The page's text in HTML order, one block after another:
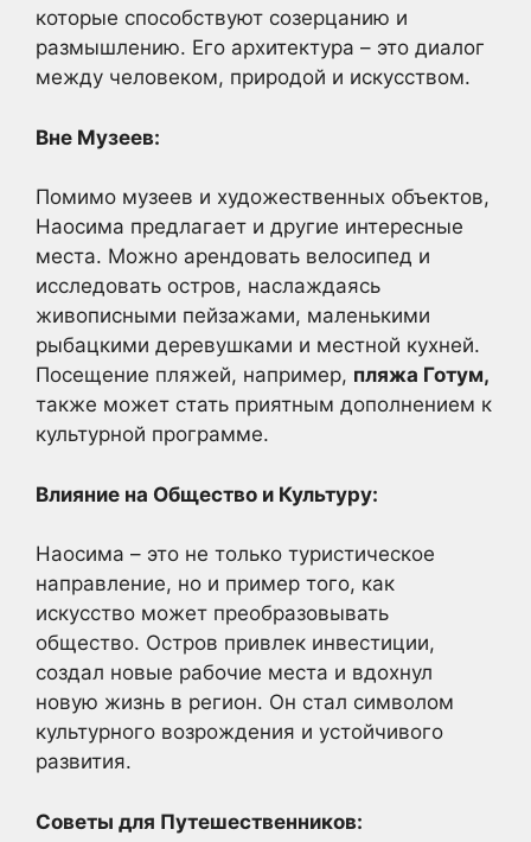
которые способствуют созерцанию и
размышлению. Его архитектура – это диалог
между человеком, природой и искусством.
Вне Музеев:
Помимо музеев и художественных объектов,
Наосима предлагает и другие интересные
места. Можно арендовать велосипед и
исследовать остров, наслаждаясь
живописными пейзажами, маленькими
рыбацкими деревушками и местной кухней.
Посещение пляжей, например, пляжа Готум,
также может стать приятным дополнением к
культурной программе.
Влияние на Общество и Культуру:
Наосима – это не только туристическое
направление, но и пример того, как
искусство может преобразовывать
общество. Остров привлек инвестиции,
создал новые рабочие места и вдохнул
новую жизнь в регион. Он стал символом
культурного возрождения и устойчивого
развития.
Советы для Путешественников: